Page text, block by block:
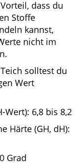
dass du
Stoffe
kannst,
nicht im
solltest du
Wert
Wert): 6,8 bis 8,2
Härte (GH, dH):
Grad